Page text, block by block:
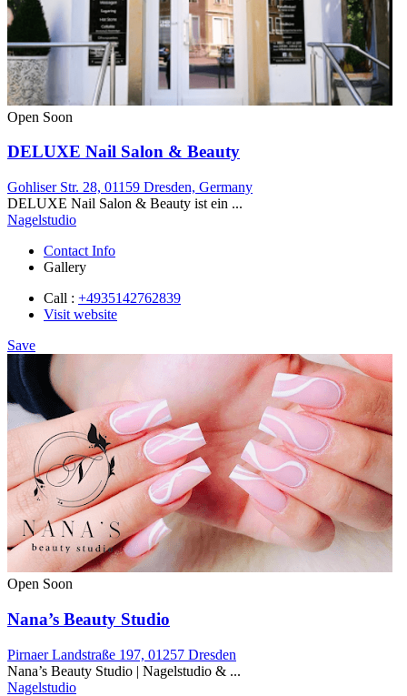
Open Soon
DELUXE Nail Salon & Beauty
Gohliser Str. 28, 01159 Dresden, Germany
DELUXE Nail Salon & Beauty ist ein ...
Nagelstudio
Contact Info
Gallery
Call : +4935142762839
Visit website
Save
Open Soon
Nana’s Beauty Studio
Pirnaer Landstraße 197, 01257 Dresden
Nana’s Beauty Studio | Nagelstudio & ...
Nagelstudio